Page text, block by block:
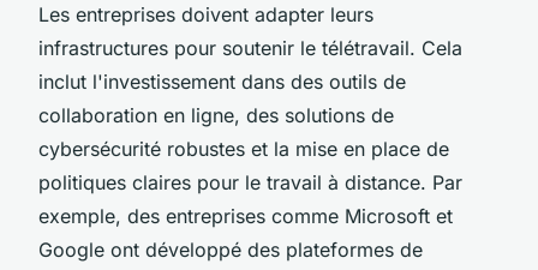
Les entreprises doivent adapter leurs
infrastructures pour soutenir le télétravail. Cela
inclut l'investissement dans des outils de
collaboration en ligne, des solutions de
cybersécurité robustes et la mise en place de
politiques claires pour le travail à distance. Par
exemple, des entreprises comme Microsoft et
Google ont développé des plateformes de